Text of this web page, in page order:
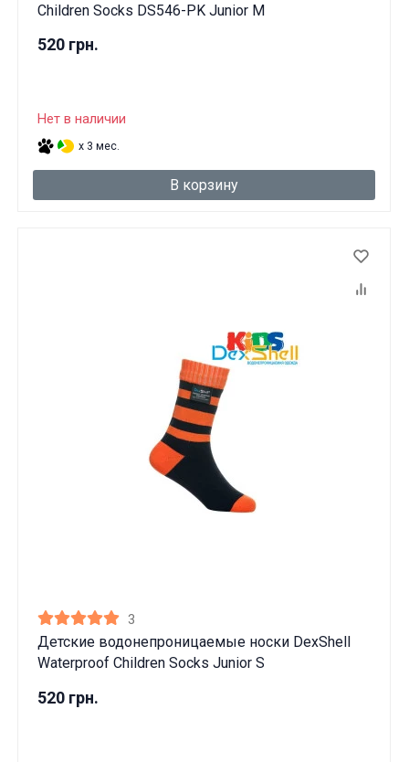
Children Socks DS546-PK Junior M
520 грн.
Нет в наличии
x 3 мес.
В корзину
3
Детские водонепроницаемые носки DexShell
Waterproof Children Socks Junior S
520 грн.